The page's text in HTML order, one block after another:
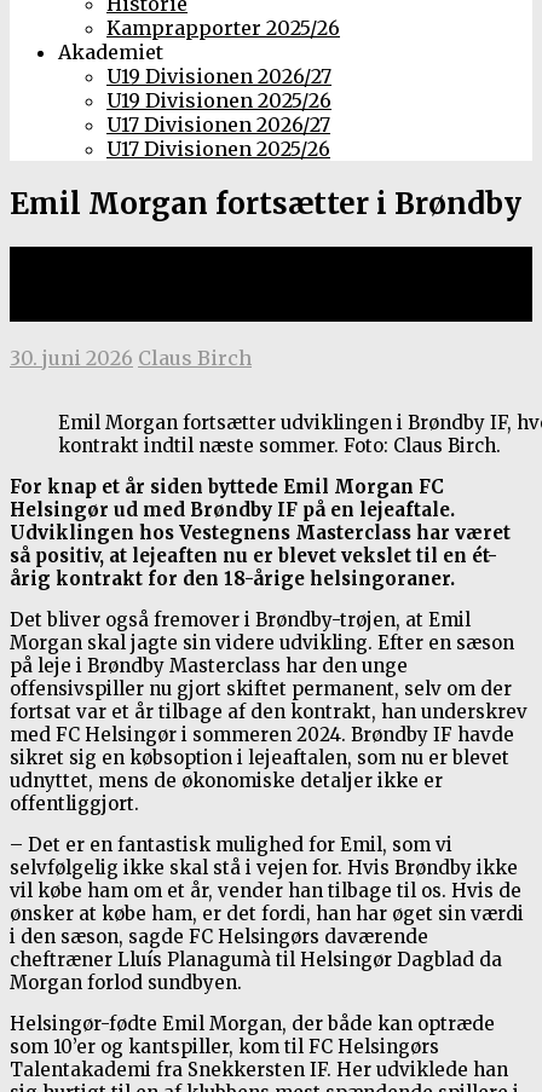
Kamprapporter 2025/26
Akademiet
U19 Divisionen 2026/27
U19 Divisionen 2025/26
U17 Divisionen 2026/27
U17 Divisionen 2025/26
Emil Morgan fortsætter i Brøndby
30. juni 2026 Claus Birch
Emil Morgan fortsætter udviklingen i Brøndby IF,
kontrakt indtil næste sommer. Foto: Claus Birch.
For knap et år siden byttede Emil Morgan FC
Helsingør ud med Brøndby IF på en lejeaftale.
Udviklingen hos Vestegnens Masterclass har været
så positiv, at lejeaften nu er blevet vekslet til en ét-
årig kontrakt for den 18-årige helsingoraner.
Det bliver også fremover i Brøndby-trøjen, at Emil
Morgan skal jagte sin videre udvikling. Efter en sæson
på leje i Brøndby Masterclass har den unge
offensivspiller nu gjort skiftet permanent, selv om der
fortsat var et år tilbage af den kontrakt, han underskrev
med FC Helsingør i sommeren 2024. Brøndby IF havde
sikret sig en købsoption i lejeaftalen, som nu er blevet
udnyttet, mens de økonomiske detaljer ikke er
offentliggjort.
– Det er en fantastisk mulighed for Emil, som vi
selvfølgelig ikke skal stå i vejen for. Hvis Brøndby ikke
vil købe ham om et år, vender han tilbage til os. Hvis de
ønsker at købe ham, er det fordi, han har øget sin værdi
i den sæson, sagde FC Helsingørs daværende
cheftræner Lluís Planagumà til Helsingør Dagblad da
Morgan forlod sundbyen.
Helsingør-fødte Emil Morgan, der både kan optræde
som 10’er og kantspiller, kom til FC Helsingørs
Talentakademi fra Snekkersten IF. Her udviklede han